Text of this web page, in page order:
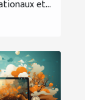
et...